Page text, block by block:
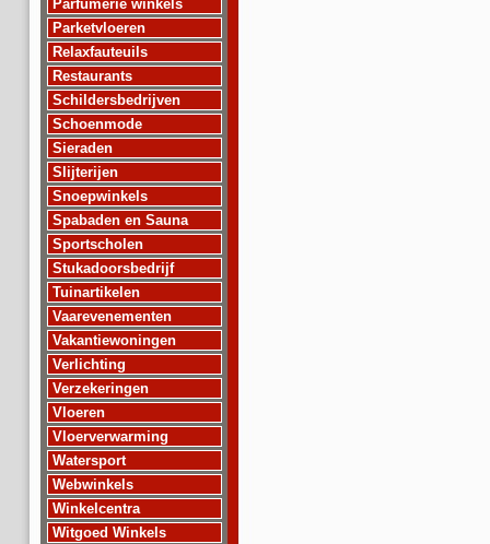
Parfumerie winkels
Parketvloeren
Relaxfauteuils
Restaurants
Schildersbedrijven
Schoenmode
Sieraden
Slijterijen
Snoepwinkels
Spabaden en Sauna
Sportscholen
Stukadoorsbedrijf
Tuinartikelen
Vaarevenementen
Vakantiewoningen
Verlichting
Verzekeringen
Vloeren
Vloerverwarming
Watersport
Webwinkels
Winkelcentra
Witgoed Winkels